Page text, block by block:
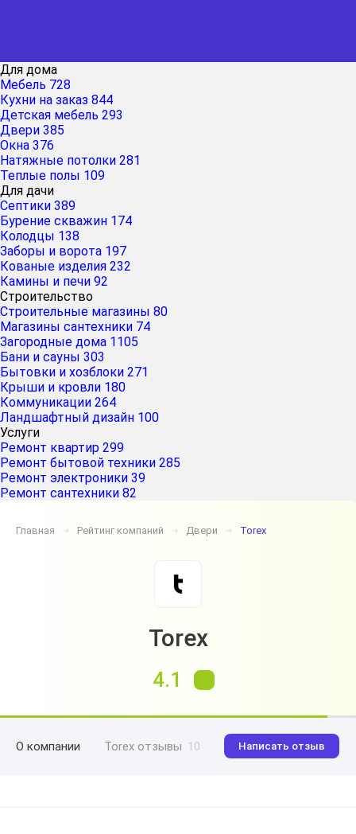
Для дома
Мебель 728
Кухни на заказ 844
Детская мебель 293
Двери 385
Окна 376
Натяжные потолки 281
Теплые полы 109
Для дачи
Септики 389
Бурение скважин 174
Колодцы 138
Заборы и ворота 197
Кованые изделия 232
Камины и печи 92
Строительство
Строительные магазины 80
Магазины сантехники 74
Загородные дома 1105
Бани и сауны 303
Бытовки и хозблоки 271
Крыши и кровли 180
Коммуникации 264
Ландшафтный дизайн 100
Услуги
Ремонт квартир 299
Ремонт бытовой техники 285
Ремонт электроники 39
Ремонт сантехники 82
Главная ➔ Рейтинг компаний ➔ Двери ➔ Torex
Torex
4.1
О компании Torex отзывы 10 Написать отзыв